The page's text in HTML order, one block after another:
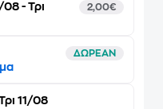
- Τρι
2,00€
ΔΩΡΕΑΝ
11/08